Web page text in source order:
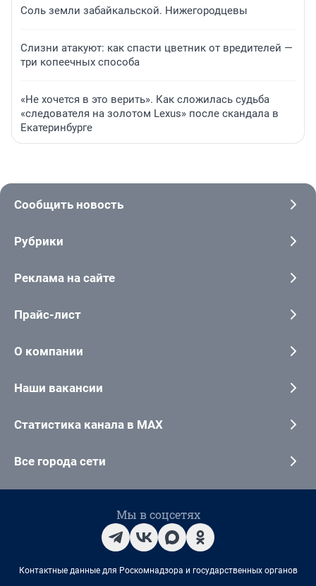
Соль земли забайкальской. Нижегородцевы
Слизни атакуют: как спасти цветник от вредителей —
три копеечных способа
«Не хочется в это верить». Как сложилась судьба
«следователя на золотом Lexus» после скандала в
Екатеринбурге
Сообщить новость
Рубрики
Реклама на сайте
Прайс-лист
О компании
Наши вакансии
Статистика канала в MAX
Все города сети
Мы в соцсетях
Контактные данные для Роскомнадзора и государственных органов